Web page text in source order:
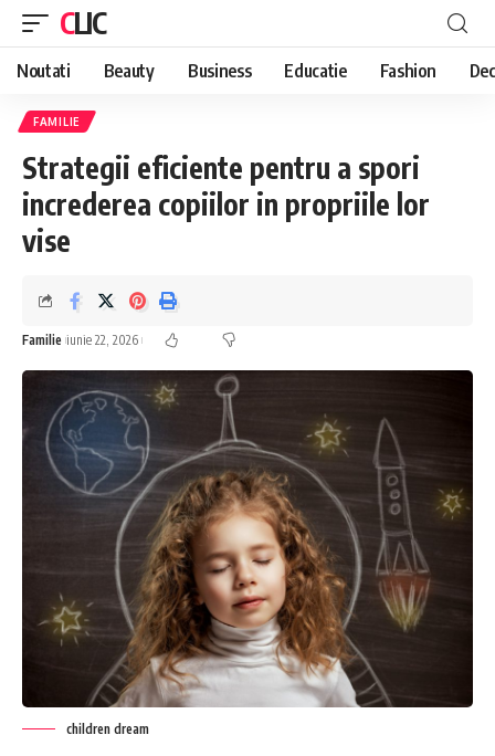
CLIC
Noutati Beauty Business Educatie Fashion
FAMILIE
Strategii eficiente pentru a spori
increderea copiilor in propriile lor
vise
Familie iunie 22, 2026
children dream